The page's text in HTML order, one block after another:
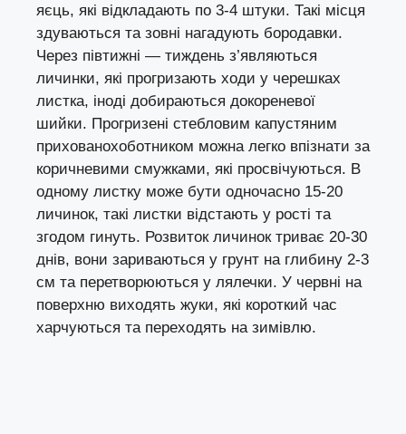
яєць, які відкладають по 3-4 штуки. Такі місця
здуваються та зовні нагадують бородавки.
Через півтижні — тиждень з’являються
личинки, які прогризають ходи у черешках
листка, іноді добираються докореневої
шийки. Прогризені стебловим капустяним
прихованохоботником можна легко впізнати за
коричневими смужками, які просвічуються. В
одному листку може бути одночасно 15-20
личинок, такі листки відстають у рості та
згодом гинуть. Розвиток личинок триває 20-30
днів, вони зариваються у грунт на глибину 2-3
см та перетворюються у лялечки. У червні на
поверхню виходять жуки, які короткий час
харчуються та переходять на зимівлю.